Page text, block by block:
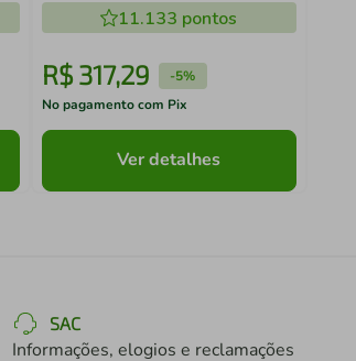
11.133 pontos
R$ 317,29 -5%
No pagamento com Pix
Ver detalhes
SAC
Informações, elogios e reclamações